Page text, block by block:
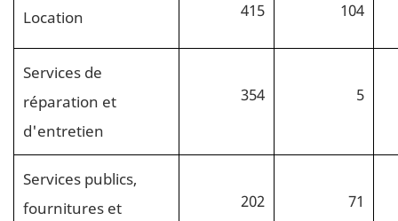
Location 415 104
Services de
réparation et
d'entretien
354 5
Services publics,
fournitures et
202 71